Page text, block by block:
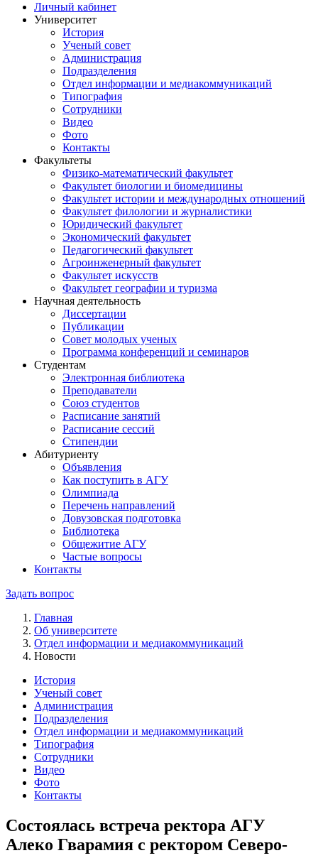
Личный кабинет
Университет
История
Ученый совет
Администрация
Подразделения
Отдел информации и медиакоммуникаций
Типография
Сотрудники
Видео
Фото
Контакты
Факультеты
Физико-математический факультет
Факультет биологии и биомедицины
Факультет истории и международных отношений
Факультет филологии и журналистики
Юридический факультет
Экономический факультет
Педагогический факультет
Агроинженерный факультет
Факультет искусств
Факультет географии и туризма
Научная деятельность
Диссертации
Публикации
Совет молодых ученых
Программа конференций и семинаров
Студентам
Электронная библиотека
Преподаватели
Союз студентов
Расписание занятий
Расписание сессий
Стипендии
Абитуриенту
Объявления
Как поступить в АГУ
Олимпиада
Перечень направлений
Довузовская подготовка
Библиотека
Общежитие АГУ
Частые вопросы
Контакты
Задать вопрос
Главная
Об университете
Отдел информации и медиакоммуникаций
Новости
История
Ученый совет
Администрация
Подразделения
Отдел информации и медиакоммуникаций
Типография
Сотрудники
Видео
Фото
Контакты
Состоялась встреча ректора АГУ
Алеко Гварамия с ректором Северо-